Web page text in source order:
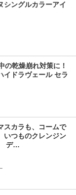
シングルカラーアイ
の乾燥崩れ対策に！
イドラヴェール セラ
スカラも、コームで
いつものクレンジン
デ…